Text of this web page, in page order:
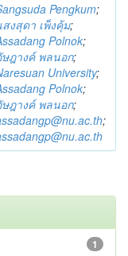
Pengkum;
งสุดา เพ็งคุ้ม;
Polnok;
ษฎางค์ พลนอก;
University;
Polnok;
ษฎางค์ พลนอก;
;
1